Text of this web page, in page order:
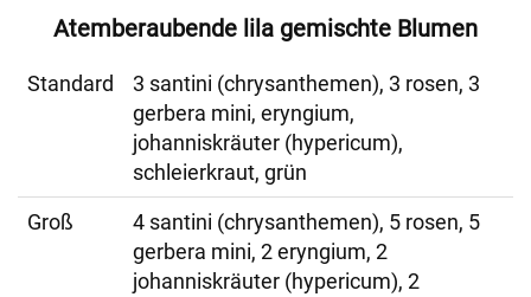
Atemberaubende lila gemischte Blumen
Standard
3 santini (chrysanthemen), 3 rosen, 3
gerbera mini, eryngium,
johanniskräuter (hypericum),
schleierkraut, grün
Groß
4 santini (chrysanthemen), 5 rosen, 5
gerbera mini, 2 eryngium, 2
johanniskräuter (hypericum), 2